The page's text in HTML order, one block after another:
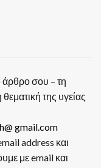
άρθρο σου – τη
της υγείας
gmail.com
address και
με email και